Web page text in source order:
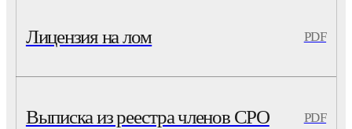
Лицензия на лом PDF
Выписка из реестра членов СРО PDF